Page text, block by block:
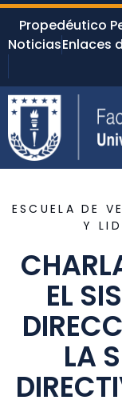
Propedéutico
NoticiasEnlaces
ESCUELA DE
Y
EL
LA